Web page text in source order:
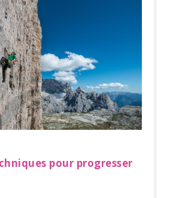
pour progresser